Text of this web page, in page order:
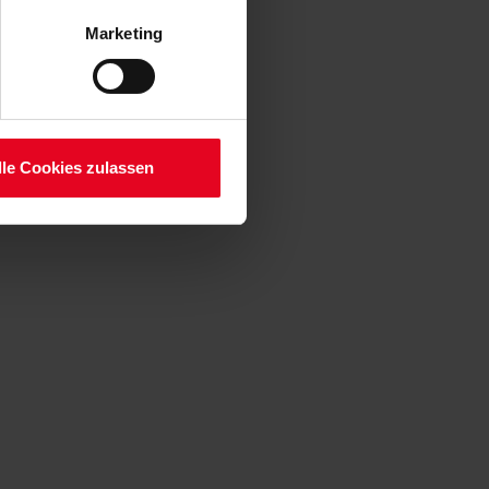
Art. 6 Abs. 1 lit. a DSGVO
Ihre etwaig erteilten
Marketing
Cookies zulassen